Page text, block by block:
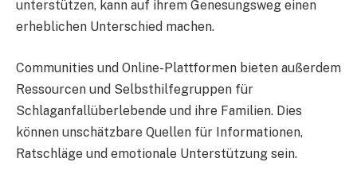
unterstützen, kann auf ihrem Genesungsweg einen
erheblichen Unterschied machen.
Communities und Online-Plattformen bieten außerdem
Ressourcen und Selbsthilfegruppen für
Schlaganfallüberlebende und ihre Familien. Dies
können unschätzbare Quellen für Informationen,
Ratschläge und emotionale Unterstützung sein.